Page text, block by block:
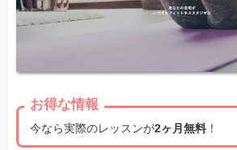
お得な情報
今なら実際のレッスンが2ヶ月無料 ！